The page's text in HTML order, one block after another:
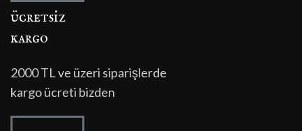
ücretsi̇z
kargo
2000 TL ve üzeri siparişlerde
kargo ücreti bizden